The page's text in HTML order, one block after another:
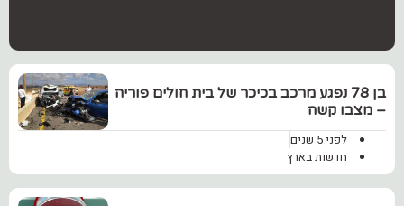
בן 78 נפגע מרכב בכיכר של בית חולים פוריה
– מצבו קשה
לפני 5 שנים
חדשות בארץ